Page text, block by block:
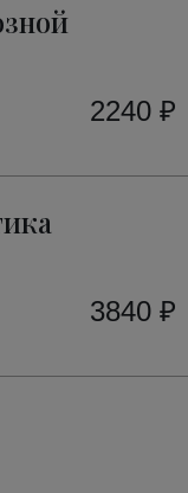
2240 ₽
3840 ₽